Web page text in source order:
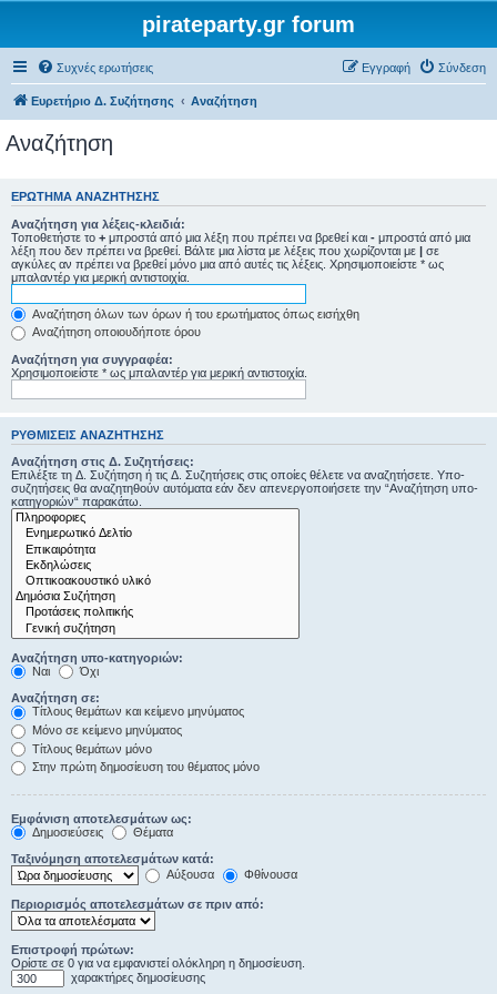
pirateparty.gr forum
Συχνές ερωτήσεις Σύνδεση
Εγγραφή
Ευρετήριο Δ. Συζήτησης Αναζήτηση
Αναζήτηση
ΕΡΏΤΗΜΑ ΑΝΑΖΉΤΗΣΗΣ
Αναζήτηση για λέξεις-κλειδιά:
Τοποθετήστε το + μπροστά από μια λέξη που πρέπει να βρεθεί και - μπροστά από μια
λέξη που δεν πρέπει να βρεθεί. Βάλτε μια λίστα με λέξεις που χωρίζονται με | σε
αγκύλες αν πρέπει να βρεθεί μόνο μια από αυτές τις λέξεις. Χρησιμοποιείστε * ως
μπαλαντέρ για μερική αντιστοιχία.
Αναζήτηση όλων των όρων ή του ερωτήματος όπως εισήχθη
Αναζήτηση οποιουδήποτε όρου
Αναζήτηση για συγγραφέα:
Χρησιμοποιείστε * ως μπαλαντέρ για μερική αντιστοιχία.
ΡΥΘΜΊΣΕΙΣ ΑΝΑΖΉΤΗΣΗΣ
Αναζήτηση στις Δ. Συζητήσεις:
Επιλέξτε τη Δ. Συζήτηση ή τις Δ. Συζητήσεις στις οποίες θέλετε να αναζητήσετε. Υπο-
συζητήσεις θα αναζητηθούν αυτόματα εάν δεν απενεργοποιήσετε την “Αναζήτηση υπο-
κατηγοριών“ παρακάτω.
Αναζήτηση υπο-κατηγοριών:
Ναι
Όχι
Αναζήτηση σε:
Τίτλους θεμάτων και κείμενο μηνύματος
Μόνο σε κείμενο μηνύματος
Τίτλους θεμάτων μόνο
Στην πρώτη δημοσίευση του θέματος μόνο
Εμφάνιση αποτελεσμάτων ως:
Δημοσιεύσεις
Θέματα
Ταξινόμηση αποτελεσμάτων κατά:
Αύξουσα
Φθίνουσα
Περιορισμός αποτελεσμάτων σε πριν από:
Επιστροφή πρώτων:
Ορίστε σε 0 για να εμφανιστεί ολόκληρη η δημοσίευση.
χαρακτήρες δημοσίευσης